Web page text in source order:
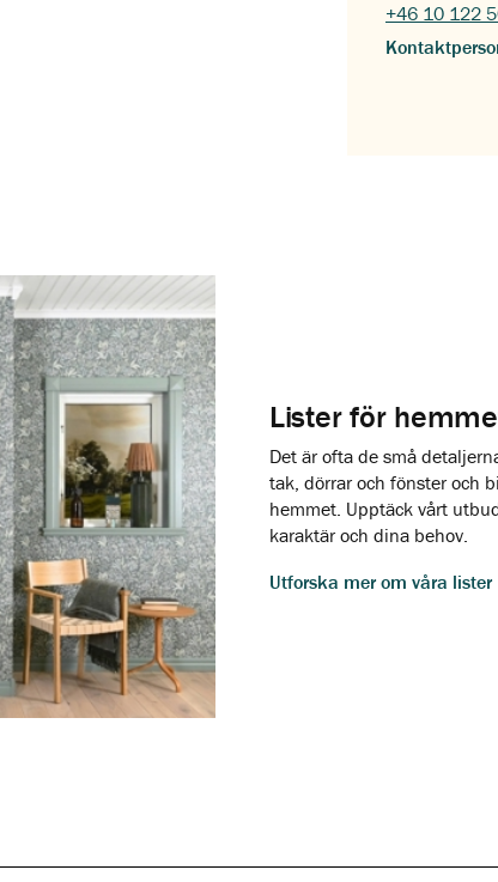
+46 10 122
Lister för
Det är ofta de små
tak, dörrar och fönster och
hemmet. Upptäck vårt
karaktär och dina behov.
Utforska mer om våra lister